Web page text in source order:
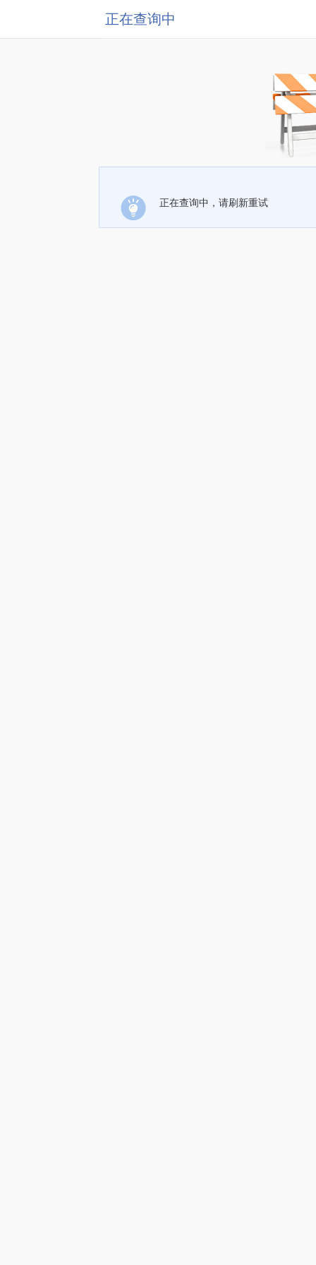
正在查询中
正在查询中，请刷新重试